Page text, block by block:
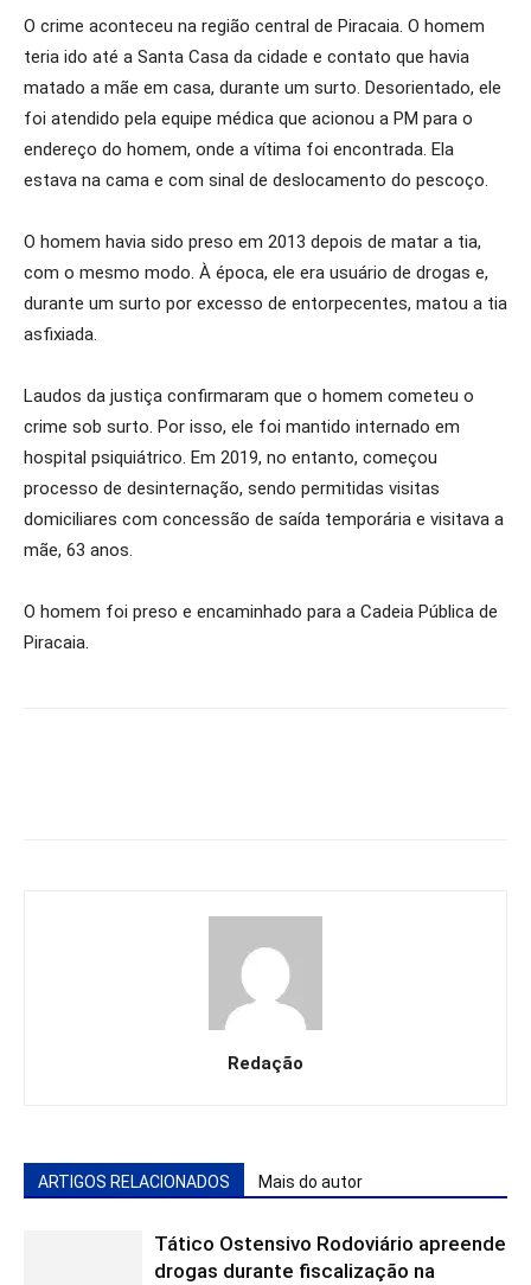
O crime aconteceu na região central de Piracaia. O homem
teria ido até a Santa Casa da cidade e contato que havia
matado a mãe em casa, durante um surto. Desorientado, ele
foi atendido pela equipe médica que acionou a PM para o
endereço do homem, onde a vítima foi encontrada. Ela
estava na cama e com sinal de deslocamento do pescoço.
O homem havia sido preso em 2013 depois de matar a tia,
com o mesmo modo. À época, ele era usuário de drogas e,
durante um surto por excesso de entorpecentes, matou a tia
asfixiada.
Laudos da justiça confirmaram que o homem cometeu o
crime sob surto. Por isso, ele foi mantido internado em
hospital psiquiátrico. Em 2019, no entanto, começou
processo de desinternação, sendo permitidas visitas
domiciliares com concessão de saída temporária e visitava a
mãe, 63 anos.
O homem foi preso e encaminhado para a Cadeia Pública de
Piracaia.
Redação
ARTIGOS RELACIONADOS Mais do autor
Tático Ostensivo Rodoviário apreende
drogas durante fiscalização na